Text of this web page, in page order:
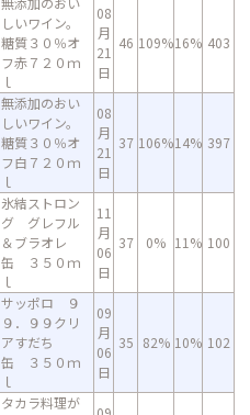
しいワイン。
糖質３０％オ
フ赤７２０ｍ
ｌ
08
月
21
日
46 109%16% 403
無添加のおい
しいワイン。
糖質３０％オ
フ白７２０ｍ
ｌ
08
月
21
日
37 106%14% 397
氷結ストロン
グ グレフル
＆ブラオレ
缶 ３５０ｍ
ｌ
11
月
06
日
37 0% 11% 100
サッポロ ９
９．９９クリ
アすだち
缶 ３５０ｍ
ｌ
09
月
06
日
35 82% 10% 102
タカラ料理が